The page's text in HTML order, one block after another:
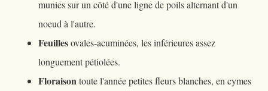
munies sur un côté d'une ligne de poils alternant d'un
noeud à l'autre.
Feuillesovales-acuminées, les inférieures assez
longuement pétiolées.
Floraisontoute l'année petites fleurs blanches, en cymes